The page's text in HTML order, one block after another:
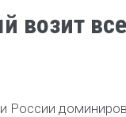
возит